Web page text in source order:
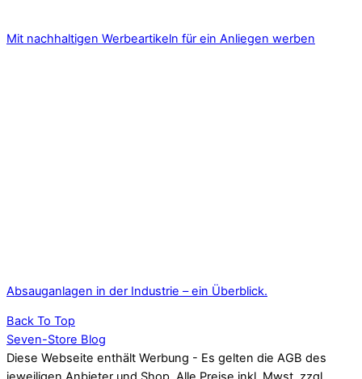
Mit nachhaltigen Werbeartikeln für ein Anliegen werben
Absauganlagen in der Industrie – ein Überblick.
Back To Top
Seven-Store Blog
Diese Webseite enthält Werbung - Es gelten die AGB des